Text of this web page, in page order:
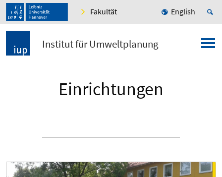
Fakultät English
Institut für Umweltplanung
Einrichtungen